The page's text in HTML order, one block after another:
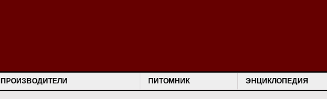
ПРОИЗВОДИТЕЛИ ПИТОМНИК ЭНЦИКЛОПЕДИЯ